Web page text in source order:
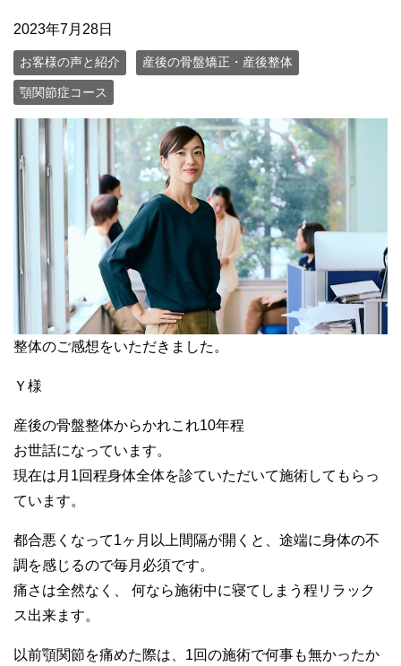
2023年7月28日
お客様の声と紹介 産後の骨盤矯正・産後整体
顎関節症コース
整体のご感想をいただきました。
Ｙ様
産後の骨盤整体からかれこれ10年程
お世話になっています。
現在は月1回程身体全体を診ていただいて施術してもらっ
ています。
都合悪くなって1ヶ月以上間隔が開くと、途端に身体の不
調を感じるので毎月必須です。
痛さは全然なく、 何なら施術中に寝てしまう程リラック
ス出来ます。
以前顎関節を痛めた際は、1回の施術で何事も無かったか